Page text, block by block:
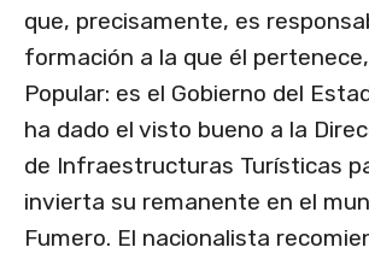
que, precisamente, es
formación a la que él
Popular: es el Gobierno del
ha dado el visto bueno a la
de Infraestructuras Turísticas
invierta su remanente en el
Fumero. El nacionalista